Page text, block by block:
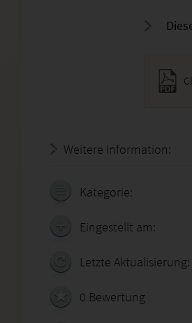
Weitere Information:
Kategorie:
Eingestellt am:
Letzte Aktualisierung:
0 Bewertung